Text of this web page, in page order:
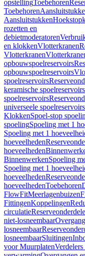
opstellingToebehoren
Toebehoren
Aansluitstukken
rozetten en
debietmoderatoren
en klokkenVlotterkranen
Vlotterkranen
opbouwspoelreservoirs
opbouwspoelreservoirs
spoelreservoirs
keramische spoelreservoirs
spoelreservoirs
universeele spoelreservoirs
KlokkenSpoel-stop
spoelingSpoeling met 1
Spoeling met 1
hoeveelheden
hoeveelheden
BinnenwerkenSpoeling
Spoeling met 1
hoeveelheden
hoeveelhedenToebehoren
FlowFitMeerlagenbuizen
FittingenKoppelingen
circulatie
niet-losneembaar
losneembaar
losneembaarSluitingen
voor Muurplaten